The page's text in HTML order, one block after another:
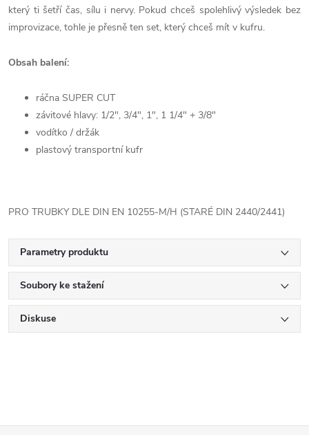
který ti šetří čas, sílu i nervy. Pokud chceš spolehlivý výsledek bez
improvizace, tohle je přesně ten set, který chceš mít v kufru.
Obsah balení:
ráčna SUPER CUT
závitové hlavy: 1/2", 3/4", 1", 1 1/4" + 3/8"
vodítko / držák
plastový transportní kufr
PRO TRUBKY DLE DIN EN 10255-M/H (STARÉ DIN 2440/2441)
Parametry produktu
Soubory ke stažení
Diskuse